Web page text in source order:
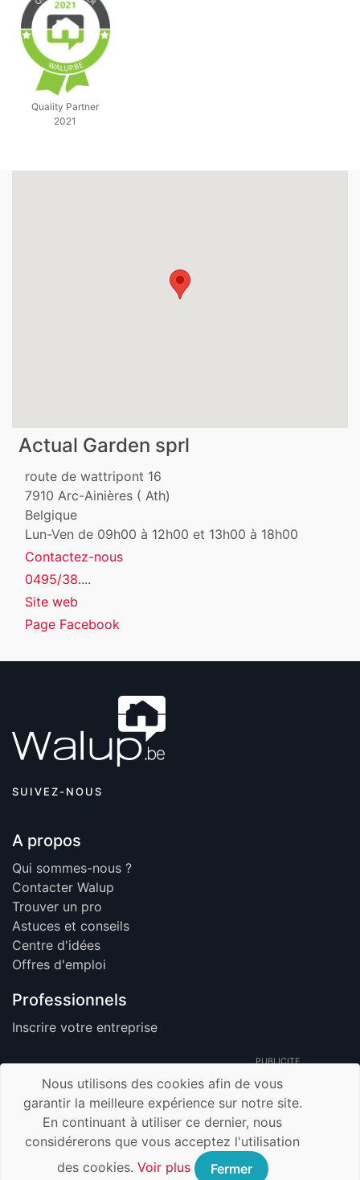
Quality Partner
2021
Actual Garden sprl
route de wattripont 16
7910 Arc-Ainières ( Ath)
Belgique
Lun-Ven de 09h00 à 12h00 et 13h00 à 18h00
Contactez-nous
0495/38....
Site web
Page Facebook
SUIVEZ-NOUS
A propos
Qui sommes-nous ?
Contacter Walup
Trouver un pro
Astuces et conseils
Centre d'idées
Offres d'emploi
Professionnels
Inscrire votre entreprise
PUBLICITE
© 2026 Walup.be - Tous Droits Réservés -
Membre de TrustUp.be
Mentions légales
Nous utilisons des cookies afin de vous
garantir la meilleure expérience sur notre site.
En continuant à utiliser ce dernier, nous
considérerons que vous acceptez l'utilisation
des cookies. Voir plus Fermer